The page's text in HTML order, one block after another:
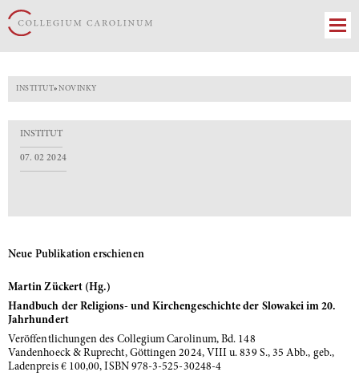
INSTITUT» NOVINKY
INSTITUT
07. 02 2024
Neue Publikation erschienen
Martin Zückert (Hg.)
Handbuch der Religions- und Kirchengeschichte der Slowakei im 20.
Jahrhundert
Veröffentlichungen des Collegium Carolinum, Bd. 148
Vandenhoeck & Ruprecht, Göttingen 2024, VIII u. 839 S., 35 Abb., geb.,
Ladenpreis € 100,00, ISBN 978-3-525-30248-4